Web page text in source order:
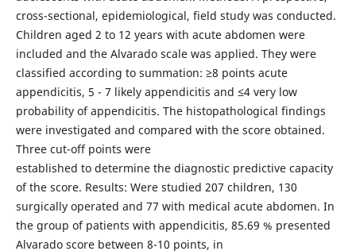
cross-sectional, epidemiological, field study was conducted.
Children aged 2 to 12 years with acute abdomen were
included and the Alvarado scale was applied. They were
classified according to summation: ≥8 points acute
appendicitis, 5 - 7 likely appendicitis and ≤4 very low
probability of appendicitis. The histopathological findings
were investigated and compared with the score obtained.
Three cut-off points were
established to determine the diagnostic predictive capacity
of the score. Results: Were studied 207 children, 130
surgically operated and 77 with medical acute abdomen. In
the group of patients with appendicitis, 85.69 % presented
Alvarado score between 8-10 points, in